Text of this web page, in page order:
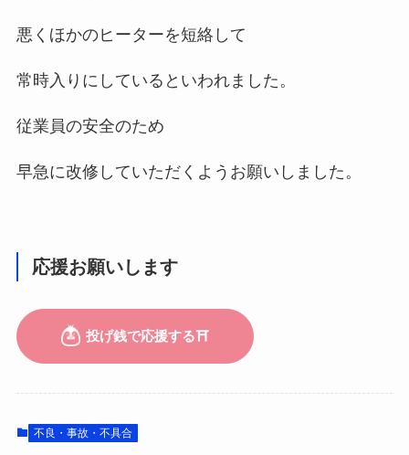
悪くほかのヒーターを短絡して
常時入りにしているといわれました。
従業員の安全のため
早急に改修していただくようお願いしました。
応援お願いします
不良・事故・不具合